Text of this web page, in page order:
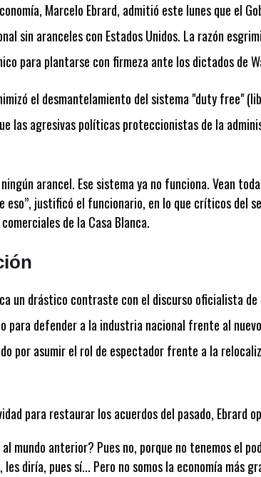
Marcelo Ebrard, admitió este lunes que el
sin aranceles con Estados Unidos. La razón
para plantarse con firmeza ante los dictados de
el desmantelamiento del sistema "duty free"
las agresivas políticas proteccionistas de la
arancel. Ese sistema ya no funciona. Vean
eso”, justificó el funcionario, en lo que críticos del
de la Casa Blanca.
un drástico contraste con el discurso oficialista de
para defender a la industria nacional frente al
por asumir el rol de espectador frente a la
para restaurar los acuerdos del pasado, Ebrard
mundo anterior? Pues no, porque no tenemos el
diría, pues sí... Pero no somos la economía más